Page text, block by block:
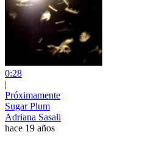
0:28
|
Próximamente
Sugar Plum
Adriana Sasali
hace 19 años